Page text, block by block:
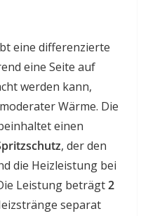
eine differenzierte
eine Seite auf
werden kann,
Wärme. Die
einen
, der den
die Heizleistung bei
Leistung beträgt2
separat